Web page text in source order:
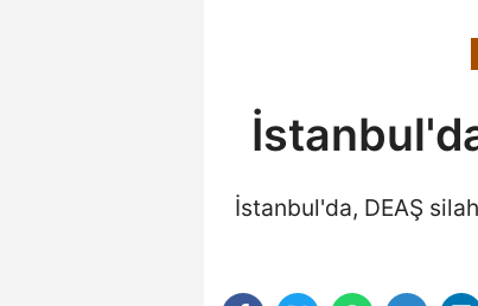
İstanbul'da, DEAŞ